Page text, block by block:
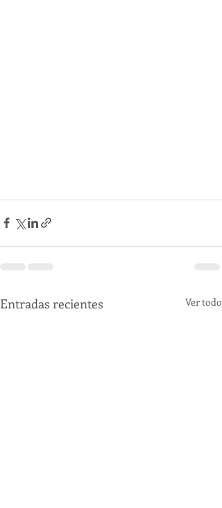
Entradas recientes Ver todo